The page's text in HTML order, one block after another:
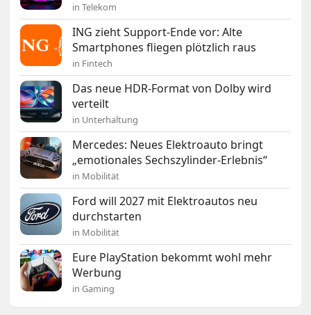
in Telekom
ING zieht Support-Ende vor: Alte
Smartphones fliegen plötzlich raus
in Fintech
Das neue HDR-Format von Dolby wird
verteilt
in Unterhaltung
Mercedes: Neues Elektroauto bringt
„emotionales Sechszylinder-Erlebnis“
in Mobilität
Ford will 2027 mit Elektroautos neu
durchstarten
in Mobilität
Eure PlayStation bekommt wohl mehr
Werbung
in Gaming